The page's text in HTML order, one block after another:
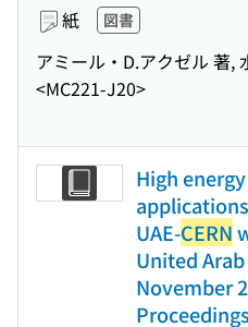
紙 図書
アミール・D.アクゼル 著,
<MC221-J20>
High
UAE-CERN
United
November